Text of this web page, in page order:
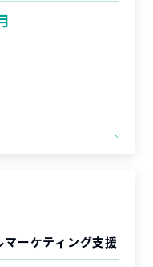
ーケティング支援